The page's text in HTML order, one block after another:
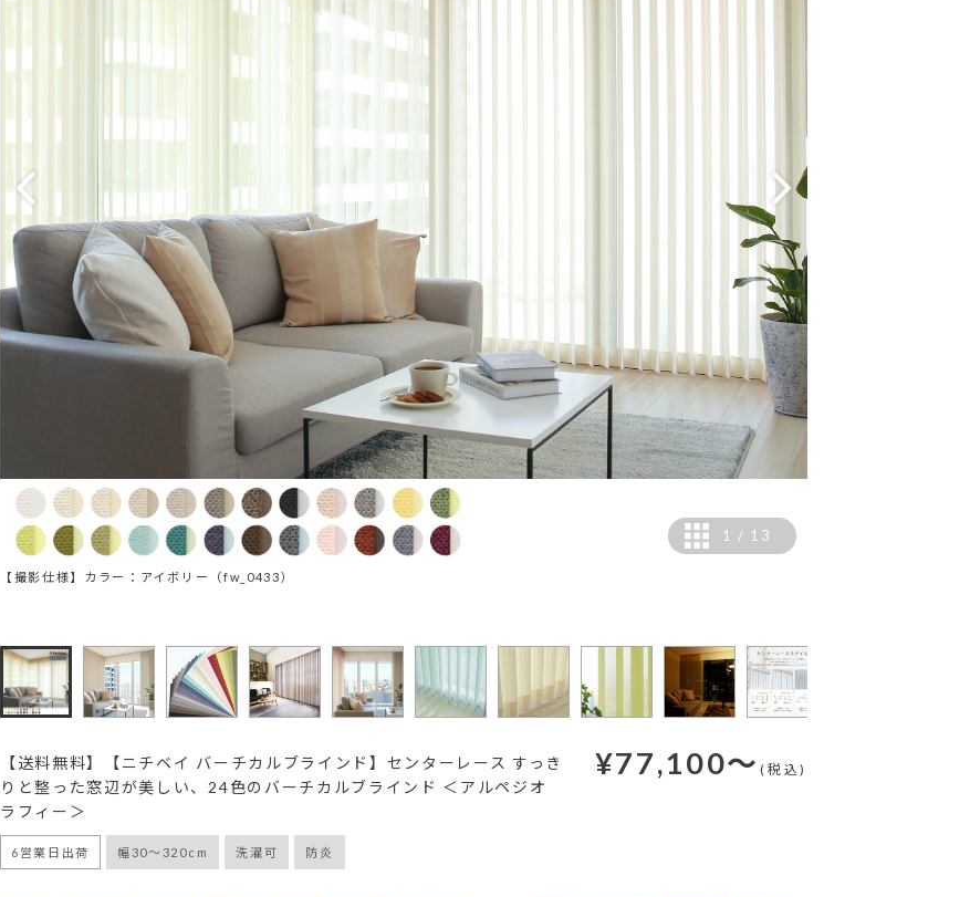
【撮影仕様】カラー：アイボリー（fw_0433）
1 / 13
【送料無料】【ニチベイ バーチカルブラインド】センターレース すっき
りと整った窓辺が美しい、24色のバーチカルブラインド ＜アルペジオ
ラフィー＞
6営業日出荷 幅30～320cm 洗濯可 防炎
¥77,100～(税込)